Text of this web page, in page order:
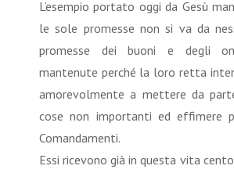
L’esempio portato oggi da Gesù
le sole promesse non si va da
promesse dei buoni e degli
mantenute perché la loro retta
amorevolmente a mettere da
cose non importanti ed effimere
Comandamenti.
Essi ricevono già in questa vita